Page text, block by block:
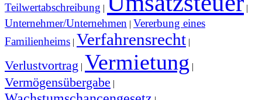
Teilwertabschreibung | |
Unternehmer/Unternehmen | Vererbung eines
Familienheims | Verfahrensrecht |
Verlustvortrag | Vermietung |
Vermögensübergabe |